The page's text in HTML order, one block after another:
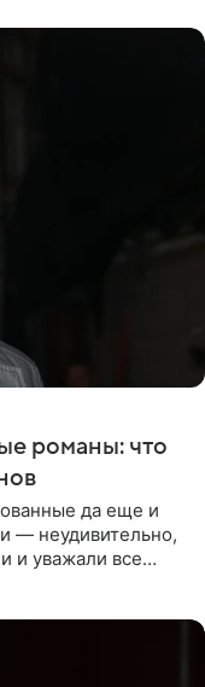
романы: что
да еще и
— неудивительно,
и уважали все